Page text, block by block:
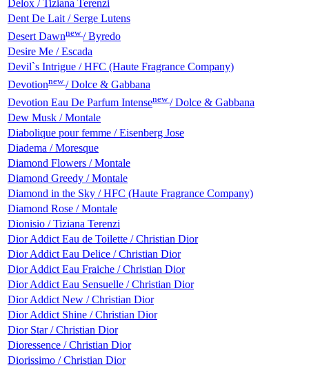
Delox / Tiziana Terenzi
Dent De Lait / Serge Lutens
Desert Dawnnew/ Byredo
Desire Me / Escada
Devil`s Intrigue / HFC (Haute Fragrance Company)
Devotionnew/ Dolce & Gabbana
Devotion Eau De Parfum Intensenew/ Dolce & Gabbana
Dew Musk / Montale
Diabolique pour femme / Eisenberg Jose
Diadema / Moresque
Diamond Flowers / Montale
Diamond Greedy / Montale
Diamond in the Sky / HFC (Haute Fragrance Company)
Diamond Rose / Montale
Dionisio / Tiziana Terenzi
Dior Addict Eau de Toilette / Christian Dior
Dior Addict Eau Delice / Christian Dior
Dior Addict Eau Fraiche / Christian Dior
Dior Addict Eau Sensuelle / Christian Dior
Dior Addict New / Christian Dior
Dior Addict Shine / Christian Dior
Dior Star / Christian Dior
Dioressence / Christian Dior
Diorissimo / Christian Dior